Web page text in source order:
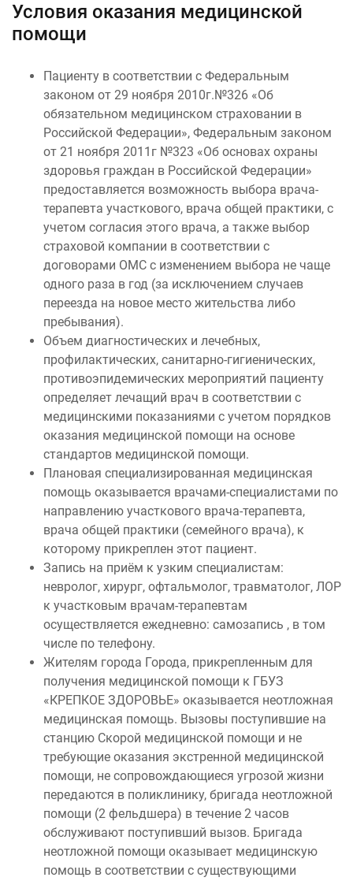
Условия оказания медицинской
помощи
Пациенту в соответствии с Федеральным
законом от 29 ноября 2010г.№326 «Об
обязательном медицинском страховании в
Российской Федерации», Федеральным законом
от 21 ноября 2011г №323 «Об основах охраны
здоровья граждан в Российской Федерации»
предоставляется возможность выбора врача-
терапевта участкового, врача общей практики, с
учетом согласия этого врача, а также выбор
страховой компании в соответствии с
договорами ОМС с изменением выбора не чаще
одного раза в год (за исключением случаев
переезда на новое место жительства либо
пребывания).
Объем диагностических и лечебных,
профилактических, санитарно-гигиенических,
противоэпидемических мероприятий пациенту
определяет лечащий врач в соответствии с
медицинскими показаниями с учетом порядков
оказания медицинской помощи на основе
стандартов медицинской помощи.
Плановая специализированная медицинская
помощь оказывается врачами-специалистами по
направлению участкового врача-терапевта,
врача общей практики (семейного врача), к
которому прикреплен этот пациент.
Запись на приём к узким специалистам:
невролог, хирург, офтальмолог, травматолог, ЛОР
к участковым врачам-терапевтам
осуществляется ежедневно: самозапись , в том
числе по телефону.
Жителям города Города, прикрепленным для
получения медицинской помощи к ГБУЗ
«КРЕПКОЕ ЗДОРОВЬЕ» оказывается неотложная
медицинская помощь. Вызовы поступившие на
станцию Скорой медицинской помощи и не
требующие оказания экстренной медицинской
помощи, не сопровождающиеся угрозой жизни
передаются в поликлинику, бригада неотложной
помощи (2 фельдшера) в течение 2 часов
обслуживают поступивший вызов. Бригада
неотложной помощи оказывает медицинскую
помощь в соответствии с существующими